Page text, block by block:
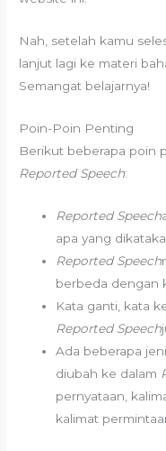
Nah, setelah kamu
lanjut lagi ke materi
Semangat belajarnya!
Poin-Poin Penting
Berikut beberapa poin
Reported Speech:
Reported Speech
apa yang
Reported Speech
berbeda dengan
Kata ganti, kata
Reported Speech
Ada beberapa
diubah ke dalam
pernyataan,
kalimat